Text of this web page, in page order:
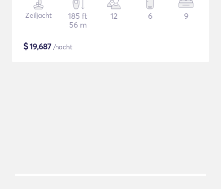
Zeiljacht
185 ft
56 m
12 6 9
$19,687 /nacht